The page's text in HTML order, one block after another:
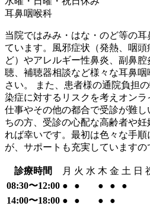
耳鼻咽喉科
当院ではみみ・はな・のど等の
ています。風邪症状（発熱、咽
ど）やアレルギー性鼻炎、副鼻
聴、補聴器相談など様々な耳鼻
さい。 また、患者様の通院負担
染症に対するリスクを考えオンラ
仕事やその他の都合で受診が難
ちの方、受診の心配な高齢者や
れば幸いです。最初は色々な手
が、サポートも充実していますの
診療時間 月 火 水 木 金 土 日
08:30〜12:00 ● ● ● ●
●
14:00〜18:00 ● ● ●
●